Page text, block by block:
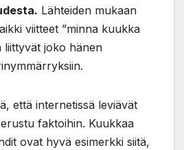
Lähteiden mukaan
viitteet ”minna kuukka
liittyvät joko hänen
että internetissä leviävät
faktoihin. Kuukkaa
ovat hyvä esimerkki siitä,